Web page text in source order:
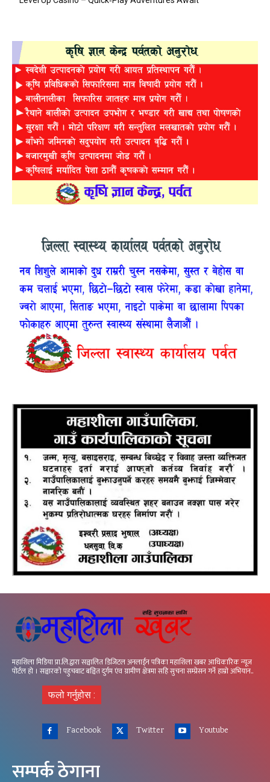
महाशिला मिडिया प्रा.लि.द्वारा सञ्चालित डिजिटल अनलाईन पत्रिका महाशिला खबर आधिकारिक न्यूज
पोर्टल हो । सञ्चारको पहुचबाट बञ्चित दुर्गम एंव ग्रामीण क्षेत्रमा सहि सुचना सम्प्रेसन गर्ने हाम्रो अभियान..
फलो गर्नुहोस :
Facebook Twitter Youtube
सम्पर्क ठेगाना